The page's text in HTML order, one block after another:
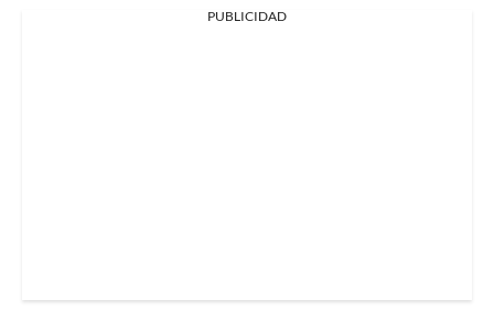
PUBLICIDAD